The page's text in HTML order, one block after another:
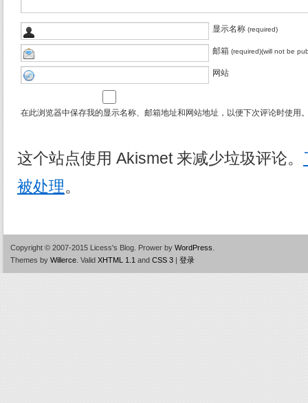
显示名称 (required)
邮箱 (required)(will not be
网站
在此浏览器中保存我的显示名称、邮箱地址和网站地址，以便下次评论时使用
这个站点使用 Akismet 来减少垃圾评论。
被处理。
Copyright © 2007-2015 Licess's Blog. Prower by WordPress
Themes by Willerce Valid XHTML 1.1 and CSS 3 | 登录